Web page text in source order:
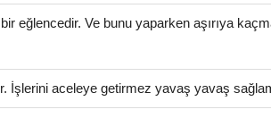
eğlencedir. Ve bunu yaparken aşırıya
İşlerini aceleye getirmez yavaş yavaş